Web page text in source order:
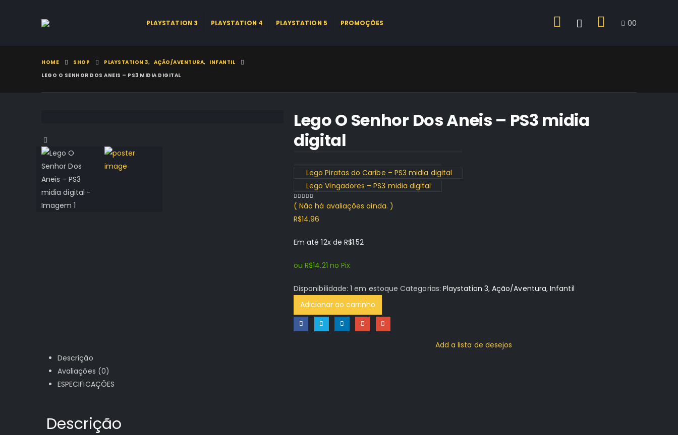
PLAYSTATION 3 PLAYSTATION 4 PLAYSTATION 5 PROMOÇÕES 00
HOME SHOP PLAYSTATION 3, AÇÃO/AVENTURA, INFANTIL
LEGO O SENHOR DOS ANEIS – PS3 MIDIA DIGITAL
Lego O Senhor Dos Aneis – PS3 midia
digital
Lego Piratas do Caribe – PS3 midia digital
Lego Vingadores – PS3 midia digital
0 out of 5
( Não há avaliações ainda. )
R$14.96
Em até 12x de R$1.52
ou R$14.21 no Pix
Disponibilidade:1 em estoque Categorias: Playstation 3,Ação/Aventura,Infantil
Adicionar ao carrinho
Add a lista de desejos
Descrição
Avaliações (0)
ESPECIFICAÇÕES
Descrição